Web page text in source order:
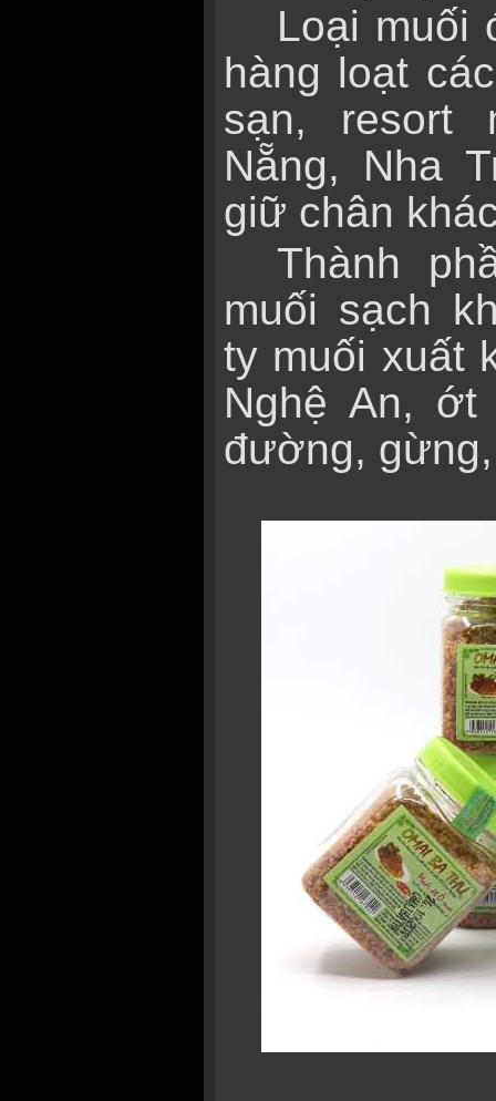
Loại muối
hàng loạt
sạn, resort
Nẵng, Nha
giữ chân
Thành
muối sạch
ty muối xuất
Nghệ An, ớt
đường,